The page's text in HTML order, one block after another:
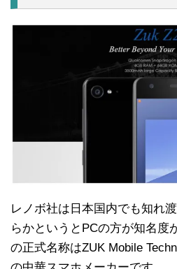
レノボ社は日本国内でも知れ
らかというとPCの方が知名度
の正式名称はZUK Mobile